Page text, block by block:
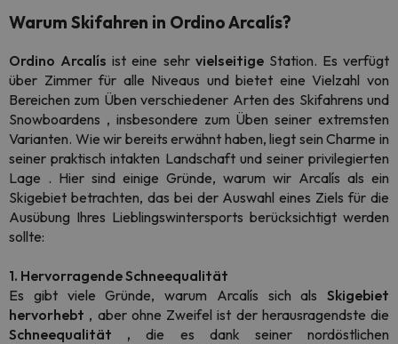
Warum Skifahren in Ordino Arcalís?
Ordino Arcalís ist eine sehr vielseitigeStation. Es verfügt
über Zimmer für alle Niveaus und bietet eine Vielzahl von
Bereichen zum Üben verschiedener Arten des Skifahrens und
Snowboardens , insbesondere zum Üben seiner extremsten
Varianten. Wie wir bereits erwähnt haben, liegt sein Charme in
seiner praktisch intakten Landschaft und seiner privilegierten
Lage . Hier sind einige Gründe, warum wir Arcalís als ein
Skigebiet betrachten, das bei der Auswahl eines Ziels für die
Ausübung Ihres Lieblingswintersports berücksichtigt werden
sollte:
1. Hervorragende Schneequalität
Es gibt viele Gründe, warum Arcalís sich als Skigebiet
hervorhebt , aber ohne Zweifel ist der herausragendste die
Schneequalität
, die es dank seiner nordöstlichen